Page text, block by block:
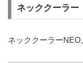
ネッククーラー
ネッククーラーNEO